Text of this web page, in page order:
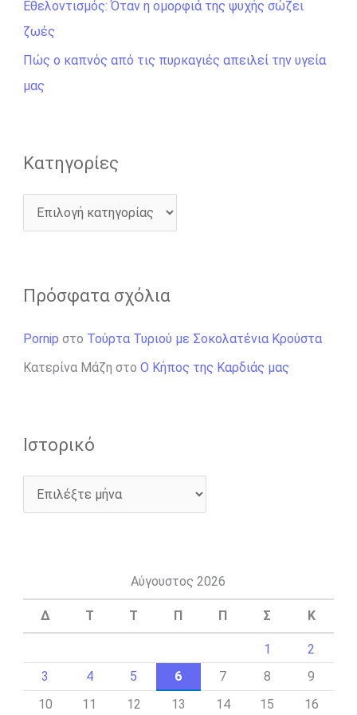
γ
ι
α
Εθελοντισμός: Όταν η ομορφιά της ψυχής σώζει
ζωές
Πώς ο καπνός από τις πυρκαγιές απειλεί την υγεία
μας
Kατηγορίες
Πρόσφατα σχόλια
Pornip στο Τούρτα Τυριού με Σοκολατένια Κρούστα
Κατερίνα Μάζη στο Ο Κήπος της Καρδιάς μας
Ιστορικό
Αύγουστος 2026
Δ Τ Τ Π Π Σ Κ
1
2
3
4 5 6 7 8
9
10
11 12 13 14 15 16